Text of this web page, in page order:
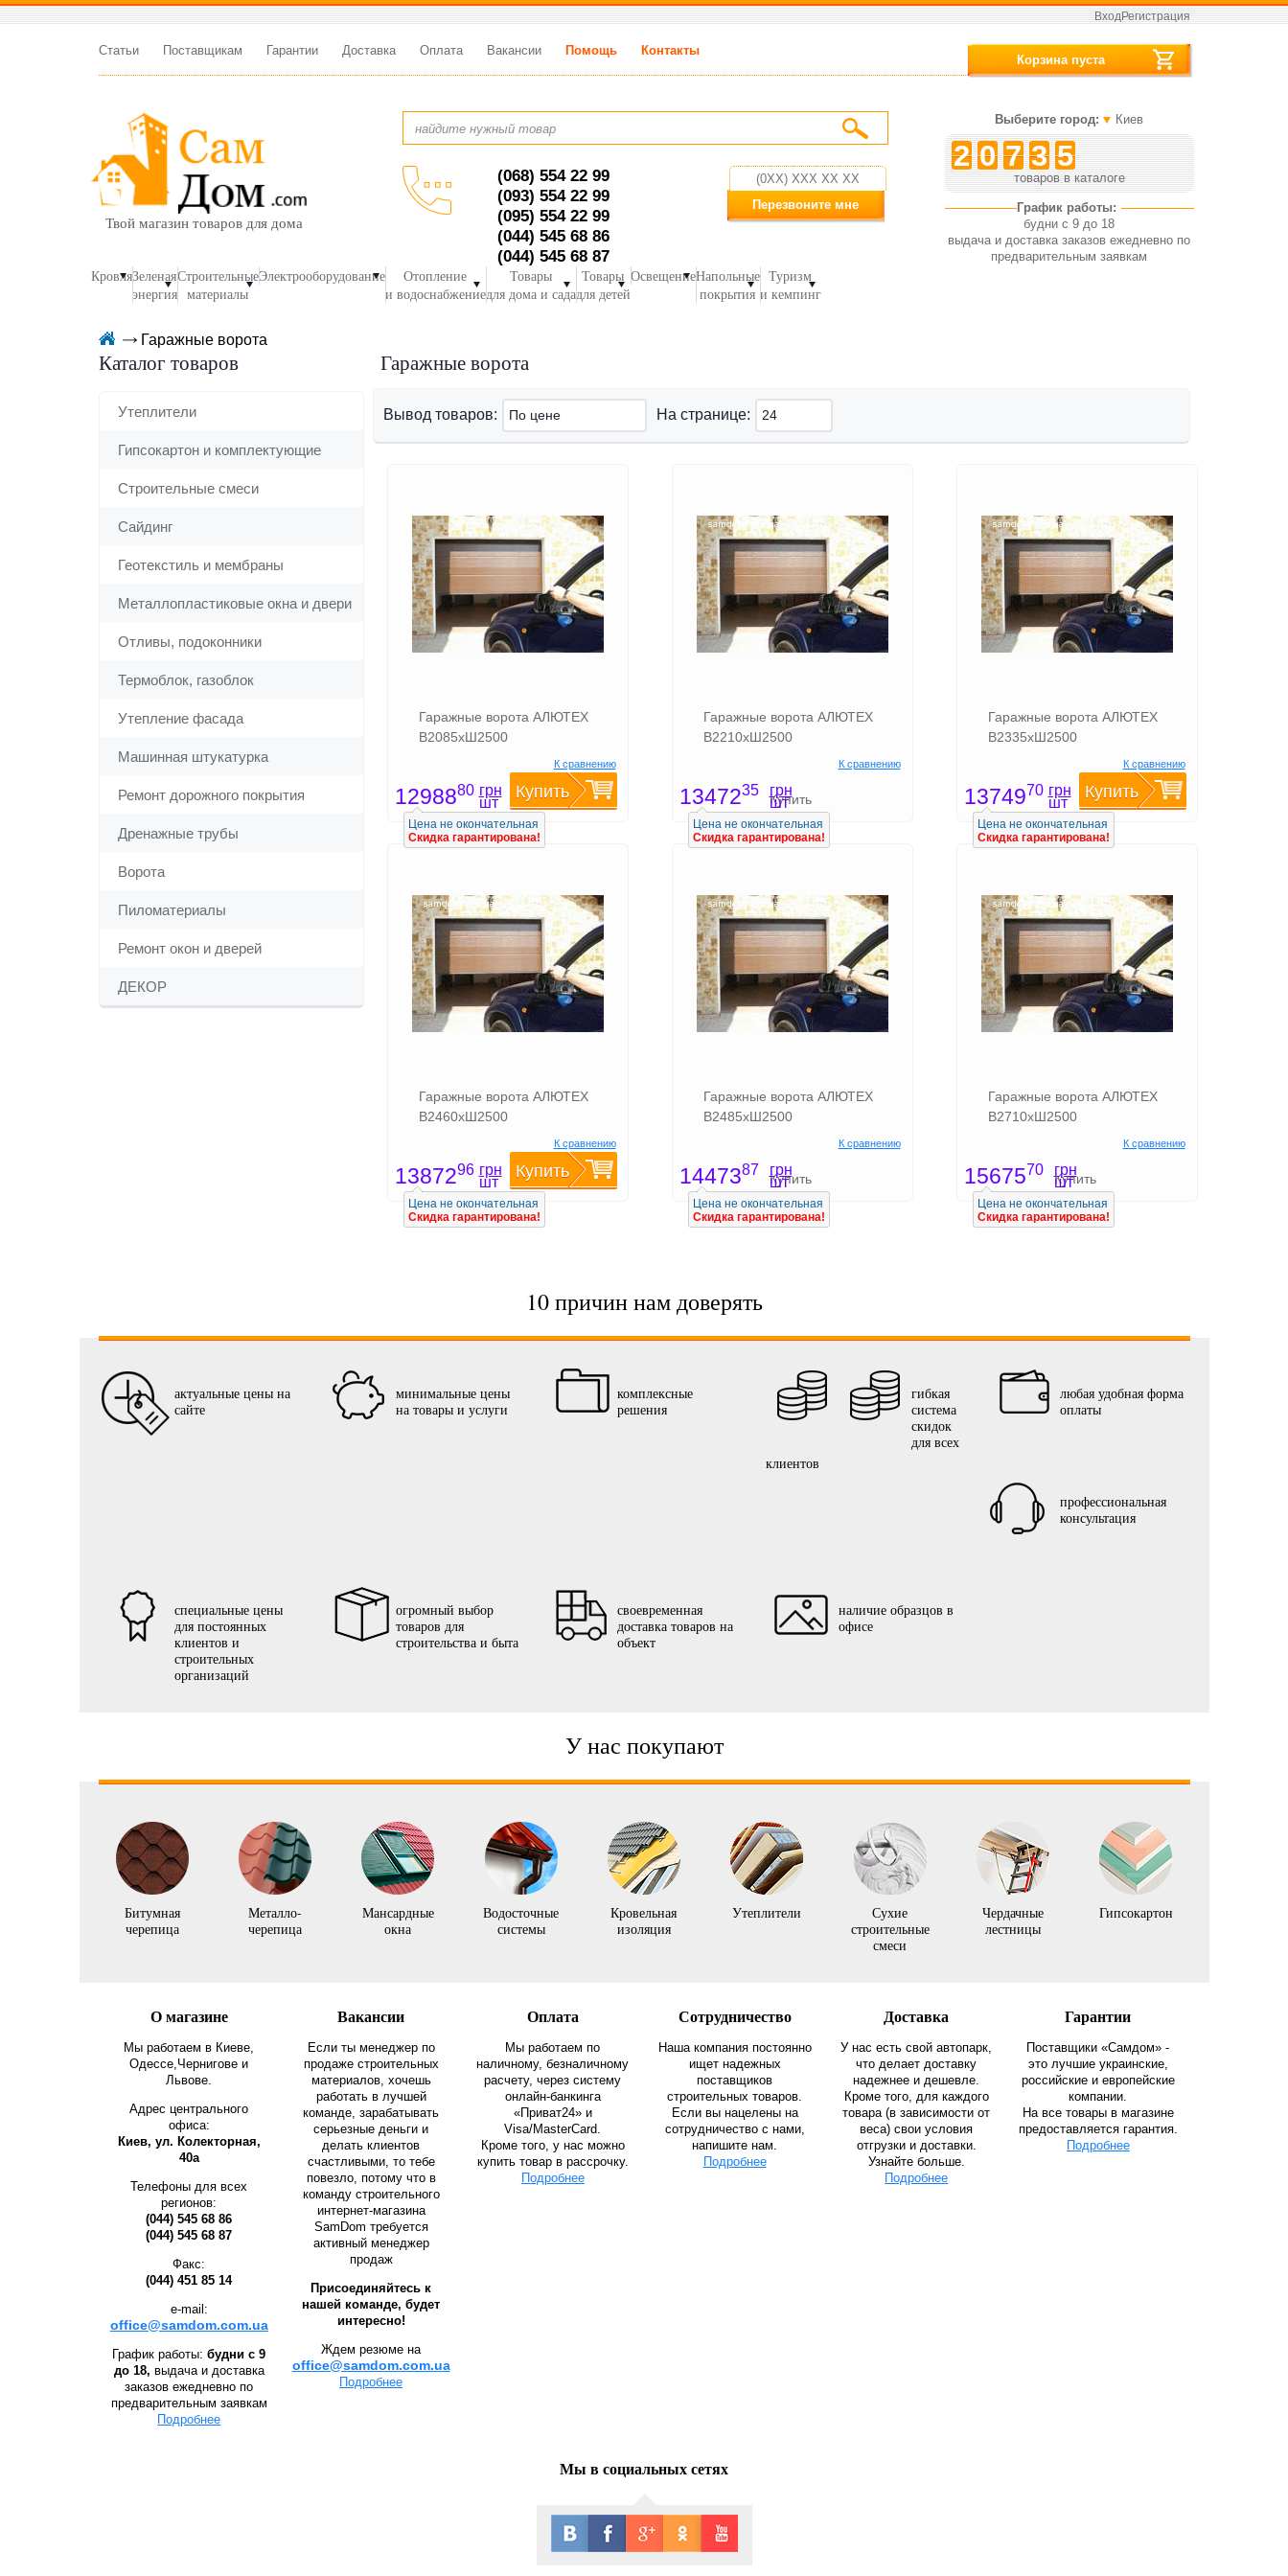
Гаражные ворота
Гаражные ворота
Вывод товаров: По цене На странице: 24
Гаражные ворота АЛЮТЕХ
В2085хШ2500
1298880 грн
шт
Цена не окончательная
Скидка гарантирована!
Купить
К сравнению
Гаражные ворота АЛЮТЕХ
В2210хШ2500
1347235 грн
шт
Цена не окончательная
Скидка гарантирована!
Купить
К сравнению
Гаражные ворота АЛЮТЕХ
В2335хШ2500
1374970 грн
шт
Цена не окончательная
Скидка гарантирована!
Купить
К сравнению
Гаражные ворота АЛЮТЕХ
В2460хШ2500
1387296 грн
шт
Цена не окончательная
Скидка гарантирована!
Купить
К сравнению
Гаражные ворота АЛЮТЕХ
В2485хШ2500
1447387 грн
шт
Цена не окончательная
Скидка гарантирована!
Купить
К сравнению
Гаражные ворота АЛЮТЕХ
В2710хШ2500
1567570 грн
шт
Цена не окончательная
Скидка гарантирована!
Купить
К сравнению
Каталог товаров
Утеплители
Гипсокартон и комплектующие
Строительные смеси
Сайдинг
Геотекстиль и мембраны
Металлопластиковые окна и двери
Отливы, подоконники
Термоблок, газоблок
Утепление фасада
Машинная штукатурка
Ремонт дорожного покрытия
Дренажные трубы
Ворота
Пиломатериалы
Ремонт окон и дверей
ДЕКОР
Твой магазин товаров для дома
Выберите город: Киев
2 0 7 3 5
товаров в каталоге
График работы:
будни с 9 до 18
выдача и доставка заказов ежедневно по
предварительным заявкам
(068) 554 22 99
(093) 554 22 99
(095) 554 22 99
(044) 545 68 86
(044) 545 68 87
Перезвоните мне
КровляЗеленая
энергия
Строительные
материалы
Электрооборудование
Отопление
и водоснабжение
Товары
для дома и сада
Товары
для детей
ОсвещениеНапольные
покрытия
Туризм
и кемпинг
10 причин нам доверять
актуальные цены на
сайте
минимальные цены
на товары и услуги
комплексные
решения
гибкая
система
скидок
для всех
клиентов
любая удобная форма
оплаты
профессиональная
консультация
специальные цены
для постоянных
клиентов и
строительных
организаций
огромный выбор
товаров для
строительства и быта
своевременная
доставка товаров на
объект
наличие образцов в
офисе
У нас покупают
Битумная
черепица
Металло-
черепица
Мансардные
окна
Водосточные
системы
Кровельная
изоляция
Утеплители
Сухие
строительные
смеси
Чердачные
лестницы
Гипсокартон
О магазине
Мы работаем в Киеве,
Одессе,Чернигове и
Львове.
Адрес центрального
офиса:
Киев, ул. Колекторная,
40а
Телефоны для всех
регионов:
(044) 545 68 86
(044) 545 68 87
Факс:
(044) 451 85 14
e-mail:
office@samdom.com.ua
График работы:будни с 9
до 18, выдача и доставка
заказов ежедневно по
предварительным заявкам
Подробнее
Вакансии
Если ты менеджер по
продаже строительных
материалов, хочешь
работать в лучшей
команде, зарабатывать
серьезные деньги и
делать клиентов
счастливыми, то тебе
повезло, потому что в
команду строительного
интернет-магазина
SamDom требуется
активный менеджер
продаж
Присоединяйтесь к
нашей команде, будет
интересно!
Ждем резюме на
office@samdom.com.uа
Подробнее
Оплата
Мы работаем по
наличному, безналичному
расчету, через систему
онлайн-банкинга
«Приват24» и
Visa/MasterCard.
Кроме того, у нас можно
купить товар в рассрочку.
Подробнее
Сотрудничество
Наша компания постоянно
ищет надежных
поставщиков
строительных товаров.
Если вы нацелены на
сотрудничество с нами,
напишите нам.
Подробнее
Доставка
У нас есть свой автопарк,
что делает доставку
надежнее и дешевле.
Кроме того, для каждого
товара (в зависимости от
веса) свои условия
отгрузки и доставки.
Узнайте больше.
Подробнее
Гарантии
Поставщики «Самдом» -
это лучшие украинские,
российские и европейские
компании.
На все товары в магазине
предоставляется гарантия.
Подробнее
Мы в социальных сетях
Регистрация
Вход
Статьи Поставщикам Гарантии Доставка Оплата Вакансии Помощь Контакты
Корзина пуста